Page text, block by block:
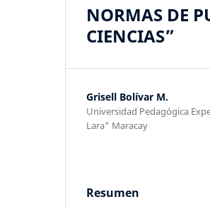
NORMAS DE
CIENCIAS”
Grisell Bolívar M.
Universidad Pedagógica
Lara" Maracay
Resumen